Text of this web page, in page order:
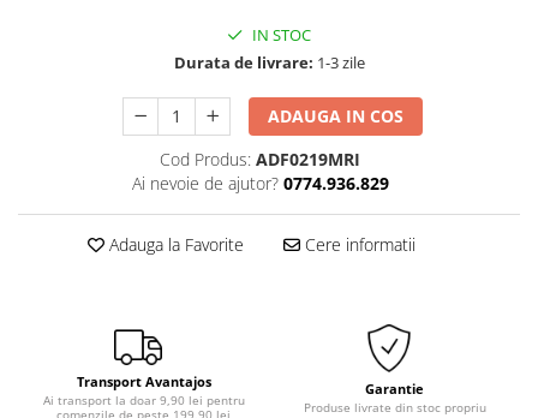
IN STOC
Durata de livrare: 1-3 zile
ADAUGA IN COS
Cod Produs: ADF0219MRI
Ai nevoie de ajutor? 0774.936.829
Adauga la Favorite Cere informatii
Transport Avantajos
Ai transport la doar 9,90 lei pentru
comenzile de peste 199,90 lei
Garantie
Produse livrate din stoc propriu